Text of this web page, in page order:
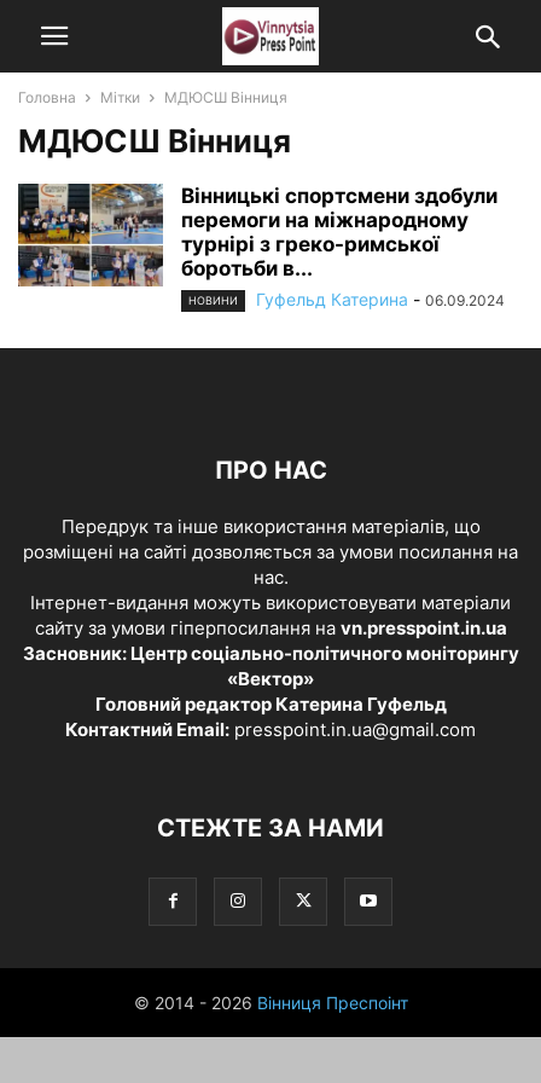
Головна Мітки МДЮСШ Вінниця
МДЮСШ Вінниця
Вінницькі спортсмени здобули
перемоги на міжнародному
турнірі з греко-римської
боротьби в...
НОВИНИ Гуфельд Катерина - 06.09.2024
ПРО НАС
Передрук та інше використання матеріалів, що
розміщені на сайті дозволяється за умови посилання на
нас.
Інтернет-видання можуть використовувати матеріали
сайту за умови гіперпосилання на vn.presspoint.in.ua
Засновник: Центр соціально-політичного моніторингу
«Вектор»
Головний редактор Катерина Гуфельд
Контактний Email: presspoint.in.ua@gmail.com
СТЕЖТЕ ЗА НАМИ
© 2014 - 2026 Вінниця Преспоінт